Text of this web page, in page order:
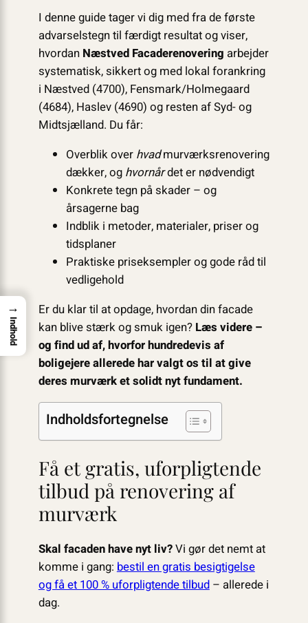
I denne guide tager vi dig med fra de første
advarselstegn til færdigt resultat og viser,
hvordan Næstved Facaderenovering arbejder
systematisk, sikkert og med lokal forankring
i Næstved (4700), Fensmark/Holmegaard
(4684), Haslev (4690) og resten af Syd- og
Midtsjælland. Du får:
Overblik over hvadmurværksrenovering
dækker, og hvornårdet er nødvendigt
Konkrete tegn på skader – og
årsagerne bag
Indblik i metoder, materialer, priser og
tidsplaner
Praktiske priseksempler og gode råd til
vedligehold
Er du klar til at opdage, hvordan din facade
kan blive stærk og smuk igen? Læs videre –
og find ud af, hvorfor hundredevis af
boligejere allerede har valgt os til at give
deres murværk et solidt nyt fundament.
Indholdsfortegnelse
Få et gratis, uforpligtende
tilbud på renovering af
murværk
Skal facaden have nyt liv?Vi gør det nemt at
komme i gang:bestil en gratis besigtigelse
og få et 100 % uforpligtende tilbud– allerede i
dag.
→
Indhold